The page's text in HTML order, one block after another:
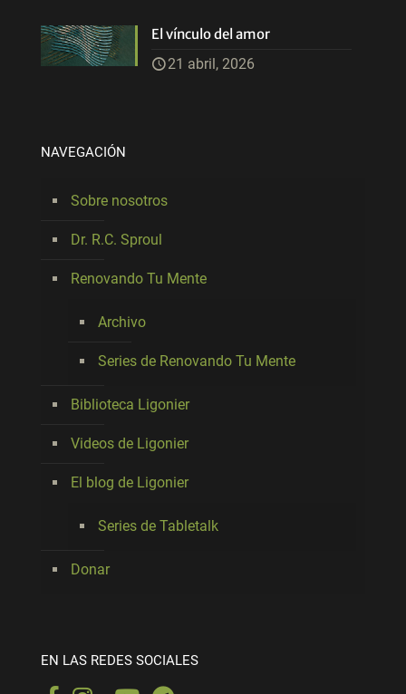
El vínculo del amor
21 abril, 2026
NAVEGACIÓN
Sobre nosotros
Dr. R.C. Sproul
Renovando Tu Mente
Archivo
Series de Renovando Tu Mente
Biblioteca Ligonier
Videos de Ligonier
El blog de Ligonier
Series de Tabletalk
Donar
EN LAS REDES SOCIALES